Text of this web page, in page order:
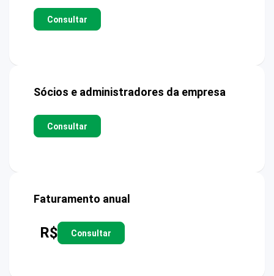
Consultar
Sócios e administradores da empresa
Consultar
Faturamento anual
R$ Consultar